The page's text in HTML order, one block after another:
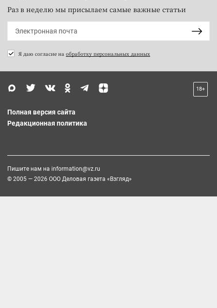
Раз в неделю мы присылаем самые важные статьи
Я даю согласие на обработку персональных данных
18+
Полная версия сайта
Редакционная политика
Пишите нам на information@vz.ru
© 2005 — 2026 ООО Деловая газета «Взгляд»